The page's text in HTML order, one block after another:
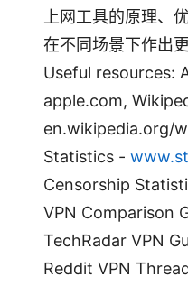
上网工具的原理、
在不同场景下作出
Useful resources:
apple.com,
en.wikipedia.org/
Statistics -
Censorship
VPN Comparison
TechRadar VPN
Reddit VPN